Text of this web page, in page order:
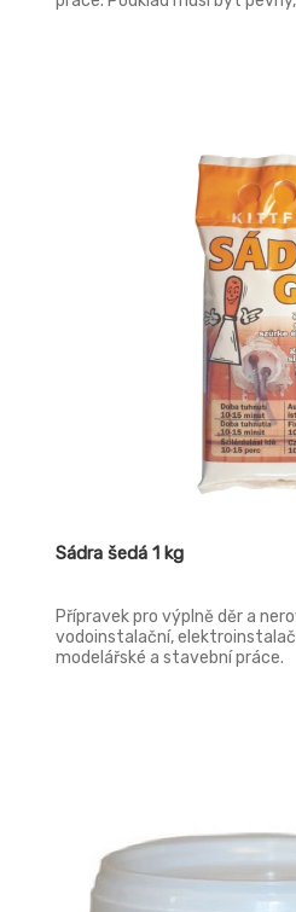
Sádra šedá 1 kg
Přípravek pro výplně děr a
vodoinstalační,
modelářské a stavební práce.